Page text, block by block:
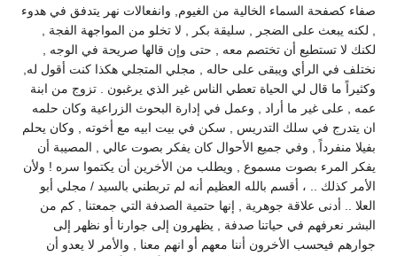
صفاء كصفحة السماء الخالية من الغيوم, وانفعالات نهر يتدفق في هدوء
, لكنه يبعث على الضجر , سليقة بكر , لا تخلو من المواجهة الفجة ,
لكنك لا تستطيع أن تختصم معه , حتى وإن قالها صريحة في الوجه ,
نختلف في الرأي ويبقى على حاله , مجلي المتجلي هكذا كنت أقول له,
وكثيراً ما قال لي الحياة تعطي الناس غير الذي يرغبون . تزوج من ابنة
عمه , على غير ما أراد , وعمل في إدارة البحوث الزراعية وكان حلمه
ان يتدرج في سلك التدريس , سكن في بيت ابيه مع أخوته , وكان يحلم
بفيلا منفرداً , وفي جميع الأحوال كان يفكر بصوت عالي , المصيبة أن
يفكر المرء بصوت مسموع , ويطلب من الأخرين أن يكتموا سره ! ولأن
الأمر كذلك .. ، أقسم بالله العظيم أنه لم تربطني بالسيد / مجلي أبو
العلا .. أدنى علاقة جوهرية , إنها حتمية الصدفة التي جمعتنا , كم من
البشر نعرفهم في حياتنا صدفة , يظهرون إلى جوارنا أو نظهر إلى
جوارهم فيحسب الأخرون أننا معهم أو انهم معنا , والأمر لا يعدو أن